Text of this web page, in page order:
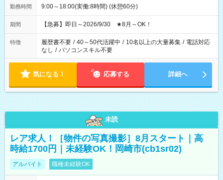
勤務時間 9:00～18:00(実働:8時間) (休憩60分)
期間 【急募】即日～2026/9/30 ★8月～OK！
特徴 履歴書不要 / 40～50代活躍中 / 10名以上の大量募集 / 電話対応
なし / パソコンスキル不要
気になる！ 応募する 詳細へ
未読
レア求人！［物件の写真撮影］8月スタート｜高
時給1700円｜未経験OK！岡崎市(cb1sr02)
アルバイト 職種未経験OK